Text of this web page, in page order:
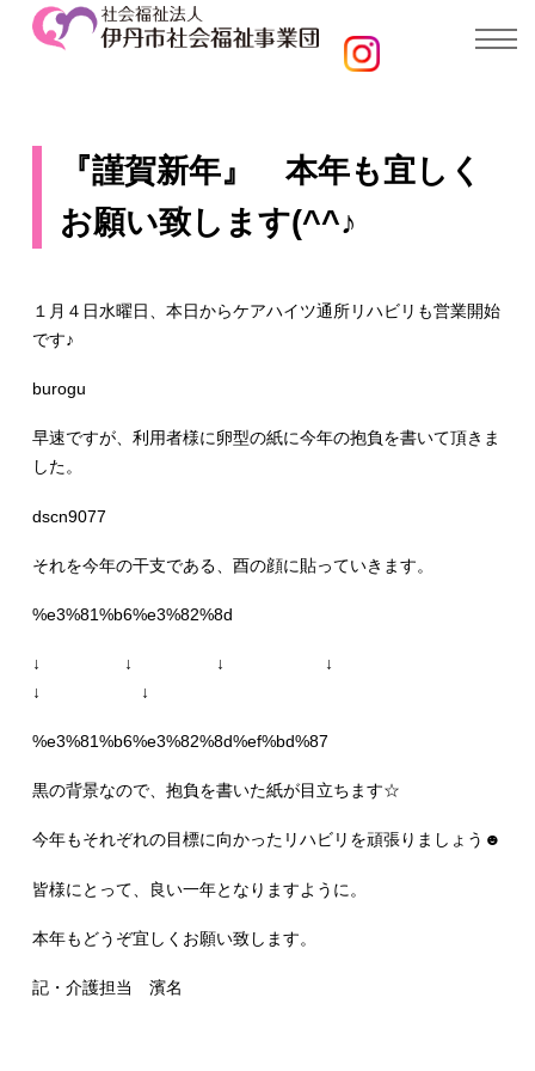
『謹賀新年』 本年も宜しく
お願い致します(^^♪
１月４日水曜日、本日からケアハイツ通所リハビリも営業開始
です♪
burogu
早速ですが、利用者様に卵型の紙に今年の抱負を書いて頂きま
した。
dscn9077
それを今年の干支である、酉の顔に貼っていきます。
%e3%81%b6%e3%82%8d
↓ ↓ ↓ ↓
↓ ↓
%e3%81%b6%e3%82%8d%ef%bd%87
黒の背景なので、抱負を書いた紙が目立ちます☆
今年もそれぞれの目標に向かったリハビリを頑張りましょう☻
皆様にとって、良い一年となりますように。
本年もどうぞ宜しくお願い致します。
記・介護担当 濱名